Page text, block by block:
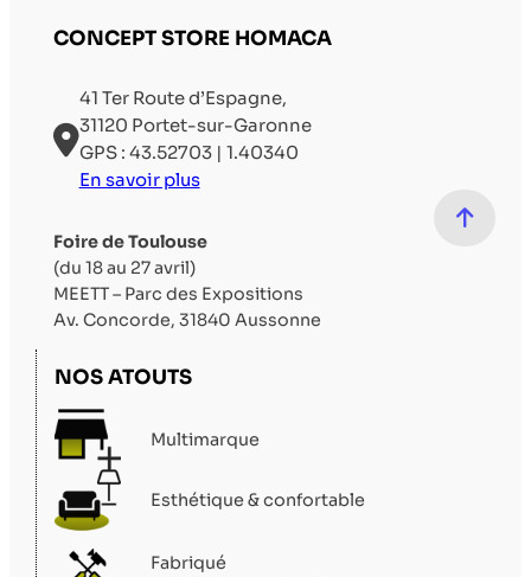
CONCEPT STORE HOMACA
41 Ter Route d’Espagne,
31120 Portet-sur-Garonne
GPS : 43.52703 | 1.40340
En savoir plus
Foire de Toulouse
(du 18 au 27 avril)
MEETT – Parc des Expositions
Av. Concorde, 31840 Aussonne
NOS ATOUTS
Multimarque
Esthétique & confortable
Fabriqué